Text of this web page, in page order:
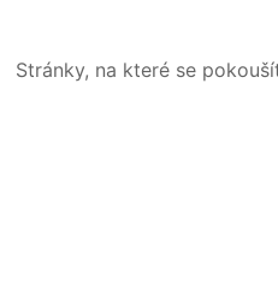
Stránky, na které se